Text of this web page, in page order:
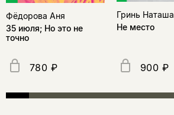
Фёдорова Аня
35 июля; Но это не
точно
780 ₽
Гринь Наташа
Не место
900 ₽